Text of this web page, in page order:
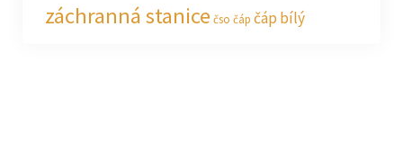
záchranná stanice čso čáp čáp bílý